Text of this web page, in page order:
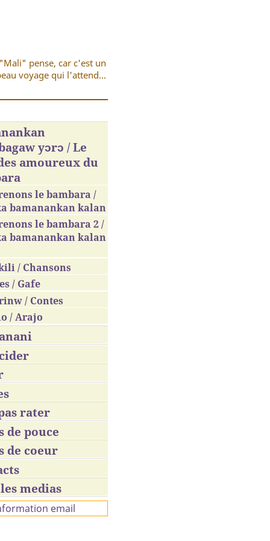
pense, car c'est un
voyage qui l'attend...
conduire une voiture ?
vous... ?)
yɔrɔ / Le
amoureux du
le bambara /
bamanankan kalan
le bambara 2 /
bamanankan kalan
/ Chansons
/ Gafe
/ Contes
/ Arajo
rater
de pouce
de coeur
medias
email